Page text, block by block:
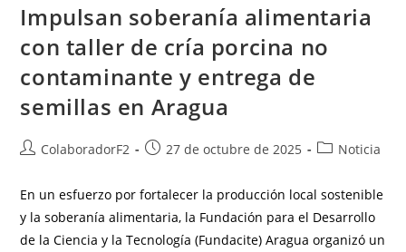
Impulsan soberanía alimentaria
con taller de cría porcina no
contaminante y entrega de
semillas en Aragua
ColaboradorF2 27 de octubre de 2025 Noticia
En un esfuerzo por fortalecer la producción local sostenible
y la soberanía alimentaria, la Fundación para el Desarrollo
de la Ciencia y la Tecnología (Fundacite) Aragua organizó un